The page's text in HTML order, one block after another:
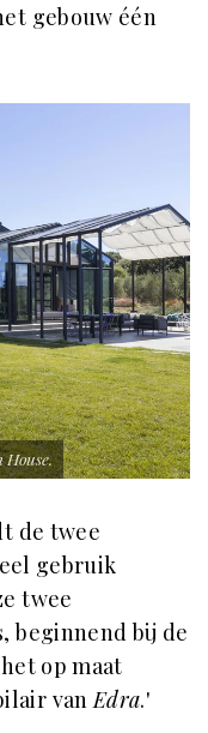
gebouw één
House.
de twee
gebruik
twee
beginnend bij de
op maat
vanEdra.'